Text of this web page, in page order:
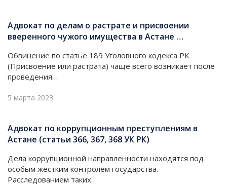
Адвокат по делам о растрате и присвоении
вверенного чужого имущества в Астане …
Обвинение по статье 189 Уголовного кодекса РК
(Присвоение или растрата) чаще всего возникает после
проведения…
5 марта 2023
Адвокат по коррупционным преступлениям в
Астане (статьи 366, 367, 368 УК РК)
Дела коррупционной направленности находятся под
особым жестким контролем государства.
Расследованием таких…